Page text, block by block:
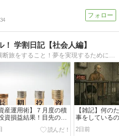
学割日記【社会人編】
自分の夢は、歩いて日本横断旅をすること！夢を実現するために、経済的自立の達成を目指す社会人の日記です。【My Favorite】旅行/お散歩/晩酌/インデックス投資/読書/スポーツ観戦/ラーメン
資産運用術】７月度の積
資損益結果！目先の損
果より、長期運用を継
てことが大切！
【雑記】何の
事をしている
て、私は早期
至る！
2日前